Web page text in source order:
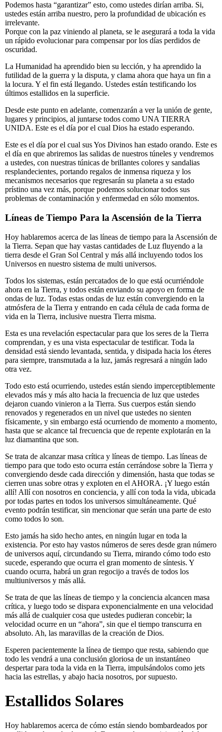
Podemos hasta “garantizar” esto, como ustedes dirían arriba. Si,
ustedes están arriba nuestro, pero la profundidad de ubicación es
irrelevante.
Porque con la paz viniendo al planeta, se le asegurará a toda la vida
un rápido evolucionar para compensar por los días perdidos de
oscuridad.
La Humanidad ha aprendido bien su lección, y ha aprendido la
futilidad de la guerra y la disputa, y clama ahora que haya un fin a
la locura. Y el fin está llegando. Ustedes están testificando los
últimos estallidos en la superficie.
Desde este punto en adelante, comenzarán a ver la unión de gente,
lugares y principios, al juntarse todos como UNA TIERRA
UNIDA. Este es el día por el cual Dios ha estado esperando.
Este es el día por el cual sus Yos Divinos han estado orando. Este es
el día en que abriremos las salidas de nuestros túneles y vendremos
a ustedes, con nuestras túnicas de brillantes colores y sandalias
resplandecientes, portando regalos de inmensa riqueza y los
mecanismos necesarios que regresarán su planeta a su estado
prístino una vez más, porque podemos solucionar todos sus
problemas de contaminación y enfermedad en sólo momentos.
Líneas de Tiempo Para la Ascensión de la Tierra
Hoy hablaremos acerca de las líneas de tiempo para la Ascensión de
la Tierra. Sepan que hay vastas cantidades de Luz fluyendo a la
tierra desde el Gran Sol Central y más allá incluyendo todos los
Universos en nuestro sistema de multi universos.
Todos los sistemas, están percatados de lo que está ocurriéndole
ahora en la Tierra, y todos están enviando su apoyo en forma de
ondas de luz. Todas estas ondas de luz están convergiendo en la
atmósfera de la Tierra y entrando en cada célula de cada forma de
vida en la Tierra, inclusive nuestra Tierra misma.
Esta es una revelación espectacular para que los seres de la Tierra
comprendan, y es una vista espectacular de testificar. Toda la
densidad está siendo levantada, sentida, y disipada hacia los éteres
para siempre, transmutada a la luz, jamás regresará a ningún lado
otra vez.
Todo esto está ocurriendo, ustedes están siendo imperceptiblemente
elevados más y más alto hacia la frecuencia de luz que ustedes
dejaron cuando vinieron a la Tierra. Sus cuerpos están siendo
renovados y regenerados en un nivel que ustedes no sienten
físicamente, y sin embargo está ocurriendo de momento a momento,
hasta que se alcance tal frecuencia que de repente explotarán en la
luz diamantina que son.
Se trata de alcanzar masa crítica y líneas de tiempo. Las líneas de
tiempo para que todo esto ocurra están cerrándose sobre la Tierra y
convergiendo desde cada dirección y dimensión, hasta que todas se
cierren unas sobre otras y exploten en el AHORA. ¡Y luego están
allí! Allí con nosotros en conciencia, y allí con toda la vida, ubicada
por todas partes en todos los universos simultáneamente. Qué
evento podrán testificar, sin mencionar que serán una parte de esto
como todos lo son.
Esto jamás ha sido hecho antes, en ningún lugar en toda la
existencia. Por esto hay vastos números de seres desde gran número
de universos aquí, circundando su Tierra, mirando cómo todo esto
sucede, esperando que ocurra el gran momento de síntesis. Y
cuando ocurra, habrá un gran regocijo a través de todos los
multiuniversos y más allá.
Se trata de que las líneas de tiempo y la conciencia alcancen masa
crítica, y luego todo se dispara exponencialmente en una velocidad
más allá de cualquier cosa que ustedes pudieran concebir; la
velocidad ocurre en un “ahora”, sin que el tiempo transcurra en
absoluto. Ah, las maravillas de la creación de Dios.
Esperen pacientemente la línea de tiempo que resta, sabiendo que
todo les vendrá a una conclusión gloriosa de un instantáneo
despertar para toda la vida en la Tierra, impulsándolos como jets
hacia las estrellas, y abajo hacia nosotros, por supuesto.
Estallidos Solares
Hoy hablaremos acerca de cómo están siendo bombardeados por